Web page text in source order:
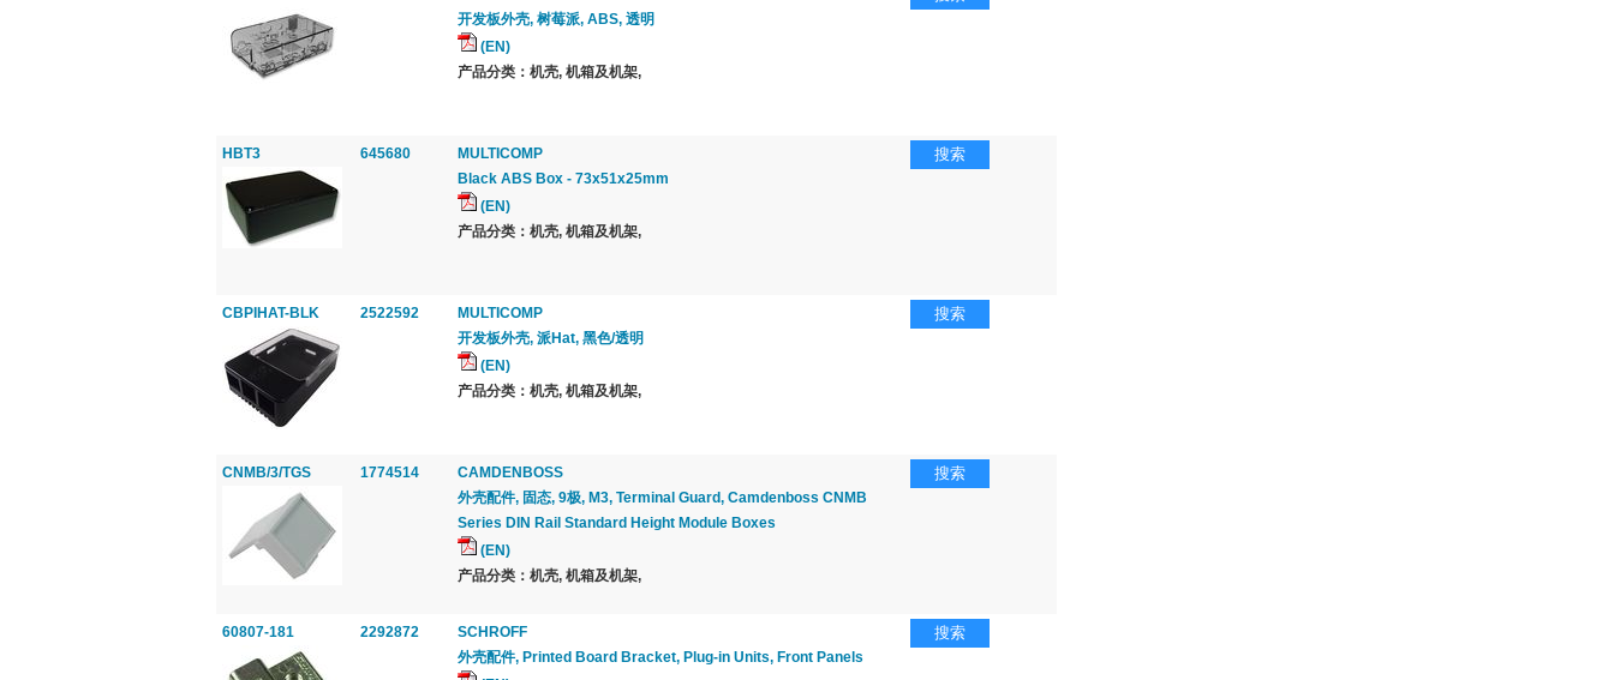
开发板外壳, 树莓派, ABS, 透明
(EN)
产品分类：机壳, 机箱及机架,
HBT3 645680
MULTICOMP
Black ABS Box - 73x51x25mm
(EN)
产品分类：机壳, 机箱及机架,
搜索
CBPIHAT-BLK 2522592
MULTICOMP
开发板外壳, 派Hat, 黑色/透明
(EN)
产品分类：机壳, 机箱及机架,
搜索
CNMB/3/TGS 1774514
CAMDENBOSS
外壳配件, 固态, 9极, M3, Terminal Guard, Camdenboss CNMB
Series DIN Rail Standard Height Module Boxes
(EN)
产品分类：机壳, 机箱及机架,
搜索
60807-181 2292872
SCHROFF
外壳配件, Printed Board Bracket, Plug-in Units, Front Panels
搜索